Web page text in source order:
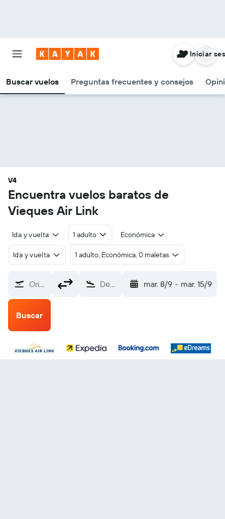
Buscar vuelos Preguntas frecuentes y consejos
Iniciar
V4
Encuentra vuelos baratos de
Vieques Air Link
Ida y vuelta 1 adulto Económica
Ida y vuelta 1 adulto, Económica, 0 maletas
Origen Destino mar. 8/9 - mar. 15/9
Buscar